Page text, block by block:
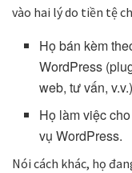
vào hai lý do tiền tệ
Họ bán kèm
WordPress
web, tư vấn,
Họ làm việc
vụ WordPress.
Nói cách khác, họ